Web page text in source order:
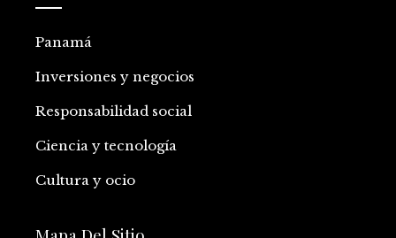
Panamá
Inversiones y negocios
Responsabilidad social
Ciencia y tecnología
Cultura y ocio